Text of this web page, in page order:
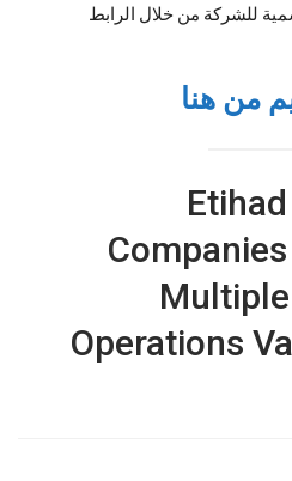
للشركة من خلال الرابط
من هنا
Operations